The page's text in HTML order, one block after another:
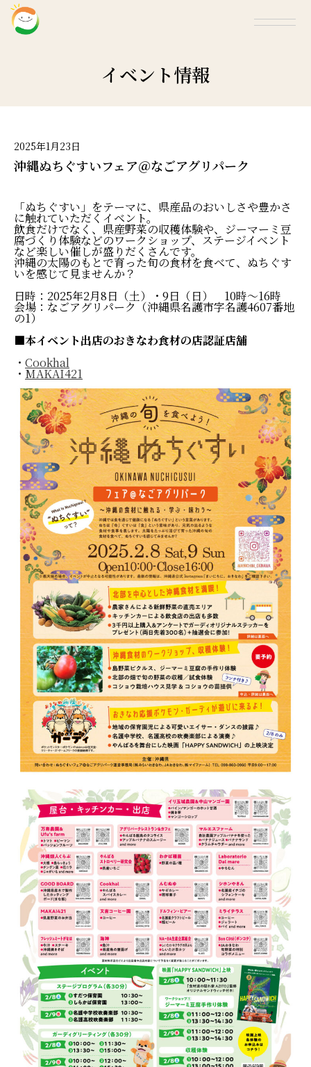
イベント情報
2025年1月23日
沖縄ぬちぐすいフェア＠なごアグリパーク
「ぬちぐすい」をテーマに、県産品のおいしさや豊かさ
に触れていただくイベント。
飲食だけでなく、県産野菜の収穫体験や、ジーマーミ豆
腐づくり体験などのワークショップ、ステージイベント
など楽しい催しが盛りだくさんです。
沖縄の太陽のもとで育った旬の食材を食べて、ぬちぐす
いを感じて見ませんか？
日時：2025年2月8日（土）・9日（日） 10時～16時
会場：なごアグリパーク（沖縄県名護市字名護4607番地
の1）
■本イベント出店のおきなわ食材の店認証店舗
・ Cookhal
・ MAKAI421